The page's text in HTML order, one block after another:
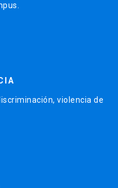
violencia de